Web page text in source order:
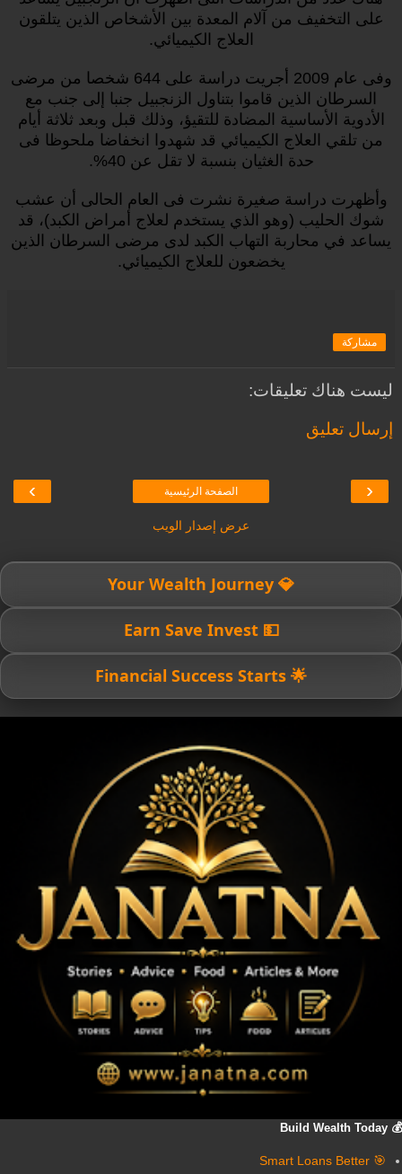
على التخفيف من آلام المعدة بين الأشخاص الذين يتلقون
العلاج الكيميائي.
وفى عام 2009 أجريت دراسة على 644 شخصا من مرضى
السرطان الذين قاموا بتناول الزنجبيل جنبا إلى جنب مع
الأدوية الأساسية المضادة للتقيؤ، وذلك قبل وبعد ثلاثة أيام
من تلقي العلاج الكيميائي قد شهدوا انخفاضا ملحوظا فى
حدة الغثيان بنسبة لا تقل عن 40%.
وأظهرت دراسة صغيرة نشرت فى العام الحالى أن عشب
شوك الحليب (وهو الذي يستخدم لعلاج أمراض الكبد)، قد
يساعد في محاربة التهاب الكبد لدى مرضى السرطان الذين
يخضعون للعلاج الكيميائي.
مشاركة
ليست هناك تعليقات:
إرسال تعليق
‹
› الصفحة الرئيسية
عرض إصدار الويب
💎 Your Wealth Journey
💵 Earn Save Invest
🌟 Financial Success Starts
💰 Build Wealth Today
🎯 Smart Loans Better